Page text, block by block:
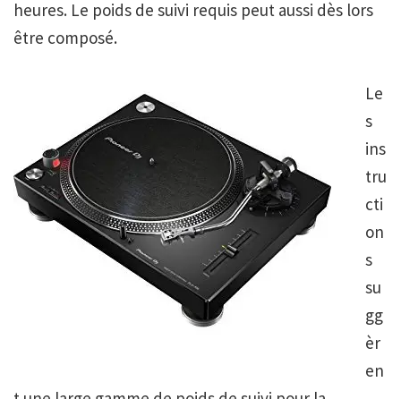
heures. Le poids de suivi requis peut aussi dès lors
être composé.
Le
s
ins
tru
cti
on
s
su
gg
èr
en